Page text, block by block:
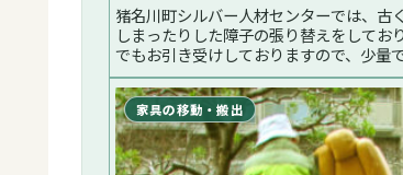
猪名川町シルバー人材センターでは、古
しまったりした障子の張り替えをしてお
でもお引き受けしておりますので、少量
等お困りのさいは当センターにご相談く
障子紙を12枚張り替えしました。...続く
家具の移動・搬出